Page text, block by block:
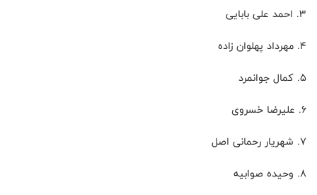
3. احمد علی بابایی
4. مهرداد پهلوان زاده
5. کمال جوانمرد
6. علیرضا خسروی
7. شهریار رحمانی اصل
8. وحیده صوابیه